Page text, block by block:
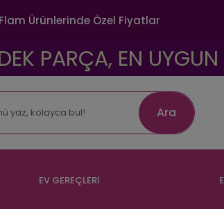
Ürünlerinde Özel Fiyatlar
EN UYGUN
Ara
EV GEREÇLERİ